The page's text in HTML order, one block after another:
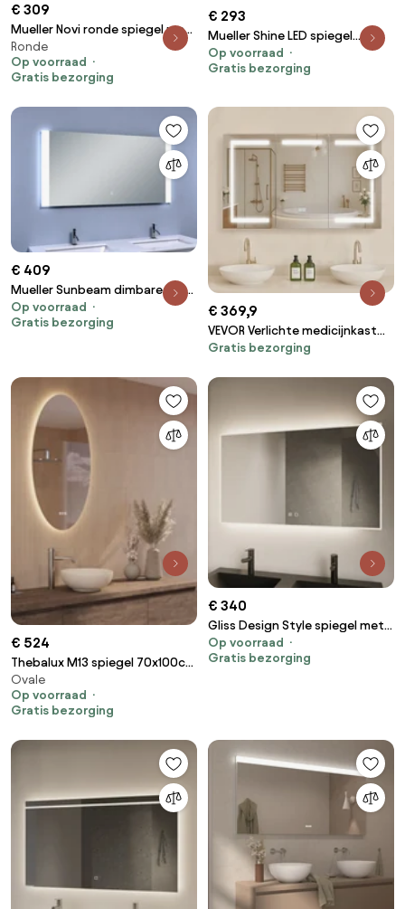
€ 309
Mueller Novi ronde spiegel met
LED verlichting 80cm messing
geborsteld
Ronde
Op voorraad
Gratis bezorging
€ 293
Mueller Shine LED spiegel
160x80cm
Op voorraad
Gratis bezorging
€ 409
Mueller Sunbeam dimbare LED
spiegel 120x60cm met
spiegelverwarming
Op voorraad
Gratis bezorging
€ 369,9
VEVOR Verlichte medicijnkast
met spiegel (100 x 60 cm), 3-
badkamerkast met gehard
geheugenfunctie/2 verstelbare
planken/stopcontacten en
Gratis bezorging
€ 524
Thebalux M13 spiegel 70x100cm
met verlichting en verwarming
Ovale
Op voorraad
Gratis bezorging
€ 340
Gliss Design Style spiegel met
LED-verlichting en verwarming
60x70cm
Op voorraad
Gratis bezorging